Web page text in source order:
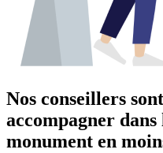
Nos conseillers
accompagner dans
monument en